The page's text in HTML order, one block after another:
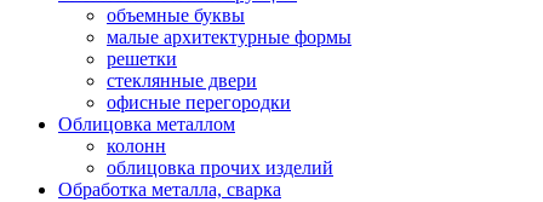
объемные буквы
малые архитектурные формы
решетки
стеклянные двери
офисные перегородки
Облицовка металлом
колонн
облицовка прочих изделий
Обработка металла, сварка